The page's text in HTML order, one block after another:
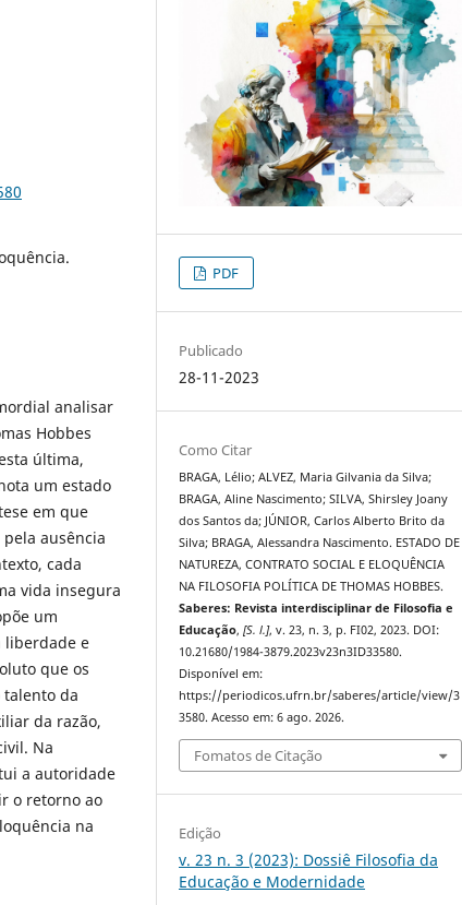
analisar
Hobbes
última,
um estado
em que
ausência
cada
vida insegura
um
liberdade e
que os
talento da
da razão,
Na
a autoridade
o retorno ao
na
PDF
Publicado
28-11-2023
Como Citar
BRAGA, Lélio; ALVEZ, Maria Gilvania da Silva;
BRAGA, Aline Nascimento; SILVA, Shirsley Joany
dos Santos da; JÚNIOR, Carlos Alberto Brito da
Silva; BRAGA, Alessandra Nascimento. ESTADO DE
NATUREZA, CONTRATO SOCIAL E ELOQUÊNCIA
NA FILOSOFIA POLÍTICA DE THOMAS HOBBES.
Saberes: Revista interdisciplinar de Filosofia e
Educação,[S. l.], v. 23, n. 3, p. FI02, 2023. DOI:
10.21680/1984-3879.2023v23n3ID33580.
Disponível em:
https://periodicos.ufrn.br/saberes/article/view/3
3580. Acesso em: 6 ago. 2026.
Fomatos de Citação
Edição
v. 23 n. 3 (2023): Dossiê Filosofia da
Educação e Modernidade